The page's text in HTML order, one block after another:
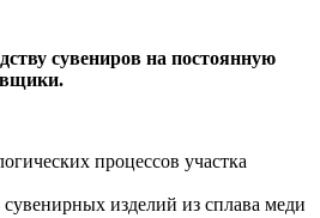
сувениров на постоянную
процессов участка
сувенирных изделий из сплава меди